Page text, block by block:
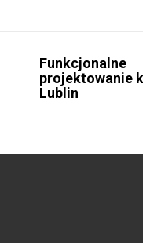
Funkcjonalne
projektowanie
Lublin